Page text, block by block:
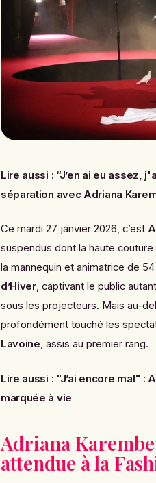
Lire aussi : “J’en ai eu assez,
séparation avec Adriana
Ce mardi 27 janvier 2026, c’est
suspendus dont la haute
la mannequin et animatrice de
d’Hiver, captivant le public
sous les projecteurs. Mais au-
profondément touché les
Lavoine, assis au premier rang.
Lire aussi : "J’ai encore mal" :
marquée à vie
Adriana
attendue à la